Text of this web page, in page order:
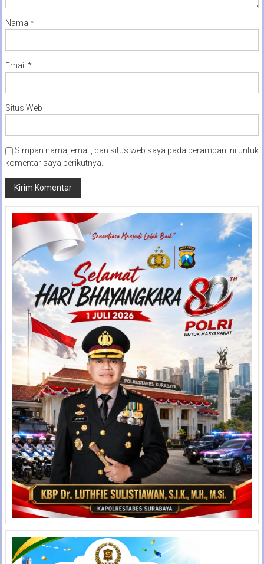
Nama *
Email *
Situs Web
Simpan nama, email, dan situs web saya pada peramban ini untuk
komentar saya berikutnya.